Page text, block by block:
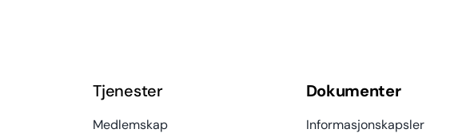
Tjenester
Medlemskap
Dokumenter
Informasjonskapsler